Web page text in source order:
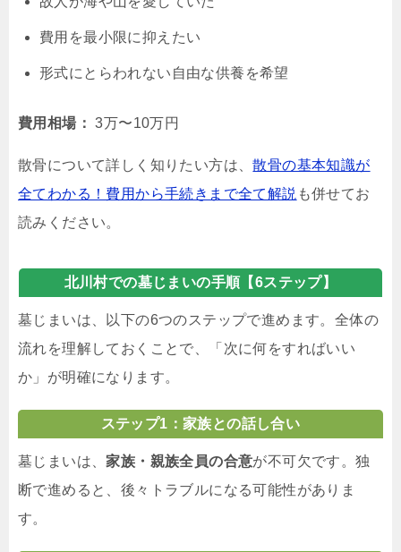
費用を最小限に抑えたい
形式にとらわれない自由な供養を希望
費用相場： 3万〜10万円
散骨について詳しく知りたい方は、散骨の基本知識が
全てわかる！費用から手続きまで全て解説 も併せてお
読みください。
北川村での墓じまいの手順【6ステップ】
墓じまいは、以下の6つのステップで進めます。全体の
流れを理解しておくことで、「次に何をすればいい
か」が明確になります。
ステップ1：家族との話し合い
墓じまいは、 家族・親族全員の合意が不可欠です。独
断で進めると、後々トラブルになる可能性がありま
す。